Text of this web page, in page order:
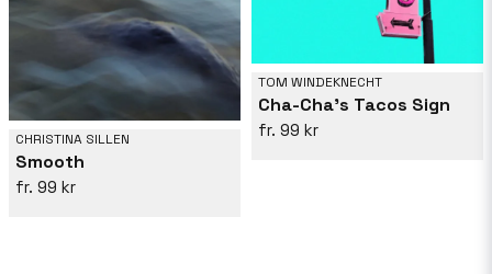
CHRISTINA SILLEN
Smooth
99 kr
TOM WINDEKNECHT
Cha-Cha's Tacos Sign
99 kr